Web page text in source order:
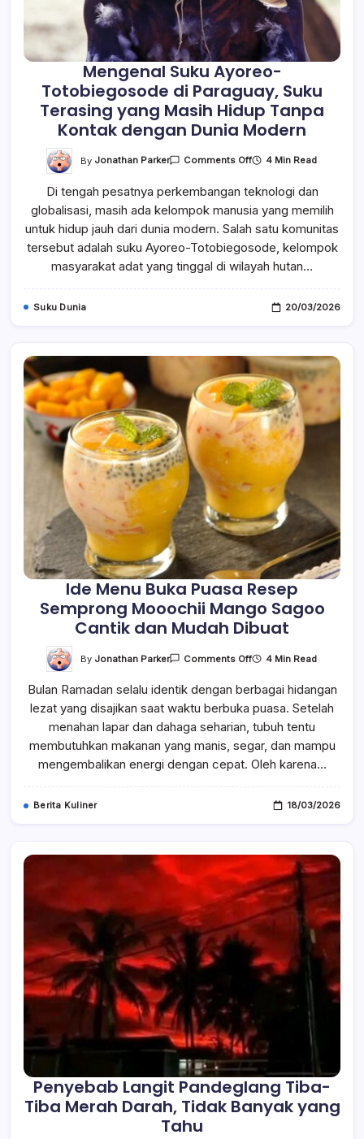
Mengenal Suku Ayoreo-
Totobiegosode di Paraguay, Suku
Terasing yang Masih Hidup Tanpa
Kontak dengan Dunia Modern
By Jonathan Parker Comments OffOn
Ayoreo-
Totobiegosode
Di
Paraguay,
Suku
Terasing
Yang
Masih
Hidup
Dengan
4 Min Read
Di tengah pesatnya perkembangan teknologi dan
globalisasi, masih ada kelompok manusia yang memilih
untuk hidup jauh dari dunia modern. Salah satu komunitas
tersebut adalah suku Ayoreo-Totobiegosode, kelompok
masyarakat adat yang tinggal di wilayah hutan…
Suku Dunia 20/03/2026
Ide Menu Buka Puasa Resep
Semprong Mooochii Mango Sagoo
Cantik dan Mudah Dibuat
By Jonathan Parker Comments OffOn
Buka
Puasa
Resep
Semprong
Mooochii
Mango
Sagoo
Cantik
4 Min Read
Bulan Ramadan selalu identik dengan berbagai hidangan
lezat yang disajikan saat waktu berbuka puasa. Setelah
menahan lapar dan dahaga seharian, tubuh tentu
membutuhkan makanan yang manis, segar, dan mampu
mengembalikan energi dengan cepat. Oleh karena…
Berita Kuliner 18/03/2026
Penyebab Langit Pandeglang Tiba-
Tiba Merah Darah, Tidak Banyak yang
Tahu